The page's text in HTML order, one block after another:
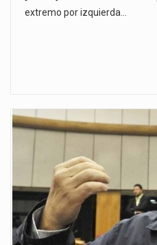
extremo por izquierda…